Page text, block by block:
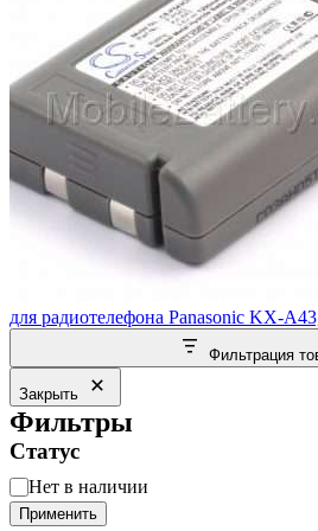
для радиотелефона Panasonic KX-
Фильтрация
Закрыть
Фильтры
Статус
Статус
Нет в наличии
Применить